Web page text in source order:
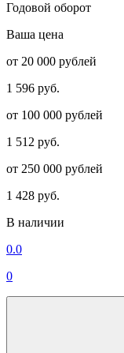
Годовой оборот
Ваша цена
от 20 000 рублей
1 596 руб.
от 100 000 рублей
1 512 руб.
от 250 000 рублей
1 428 руб.
В наличии
0.0
0